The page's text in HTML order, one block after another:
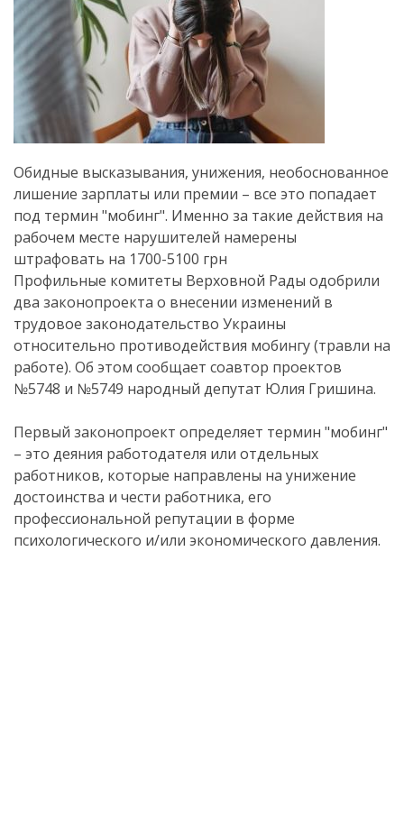
Обидные высказывания, унижения, необоснованное
лишение зарплаты или премии – все это попадает
под термин "мобинг". Именно за такие действия на
рабочем месте нарушителей намерены
штрафовать на 1700-5100 грн
Профильные комитеты Верховной Рады одобрили
два законопроекта о внесении изменений в
трудовое законодательство Украины
относительно противодействия мобингу (травли на
работе). Об этом сообщает соавтор проектов
№5748 и №5749 народный депутат Юлия Гришина.
Первый законопроект определяет термин "мобинг"
– это деяния работодателя или отдельных
работников, которые направлены на унижение
достоинства и чести работника, его
профессиональной репутации в форме
психологического и/или экономического давления.